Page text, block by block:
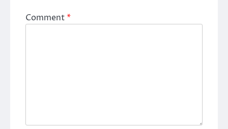
Comment*